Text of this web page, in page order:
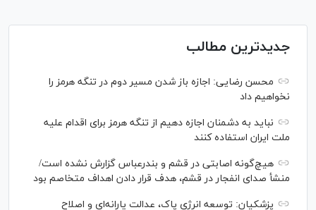
جدیدترین مطالب
محسن رضایی: اجازه باز شدن مسیر دوم در تنگه هرمز را
نخواهیم داد
نباید به دشمنان اجازه دهیم از تنگه هرمز برای اقدام علیه
ملت ایران استفاده کنند
هیچ‌گونه اصابتی در قشم و بندرعباس گزارش نشده است/
منشأ صدای انفجار در قشم، هدف قرار دادن اهداف متخاصم بود
پزشکیان: توسعه انرژی پاک، عدالت یارانه‌ای و اصلاح